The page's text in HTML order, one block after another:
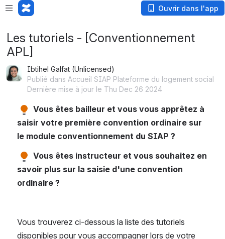
Ouvrir dans l'app
Les tutoriels - [Conventionnement
APL]
Ibtihel Galfat (Unlicensed)
Publié dans Accueil SIAP Plateforme du logement social
Dernière mise à jour le Thu Dec 26 2024
Vous êtes bailleur et vous vous apprêtez à
saisir votre première convention ordinaire sur
le module conventionnement du SIAP ?
Vous êtes instructeur et vous souhaitez en
savoir plus sur la saisie d'une convention
ordinaire ?
Vous trouverez ci-dessous la liste des tutoriels
disponibles pour vous accompagner lors de votre